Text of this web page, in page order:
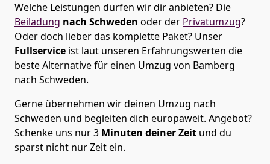
Welche Leistungen dürfen wir dir anbieten? Die
Beiladung nach Schweden oder der Privatumzug?
Oder doch lieber das komplette Paket? Unser
Fullservice ist laut unseren Erfahrungswerten die
beste Alternative für einen Umzug von Bamberg
nach Schweden.
Gerne übernehmen wir deinen Umzug nach
Schweden und begleiten dich europaweit. Angebot?
Schenke uns nur3 Minuten deiner Zeit und du
sparst nicht nur Zeit ein.